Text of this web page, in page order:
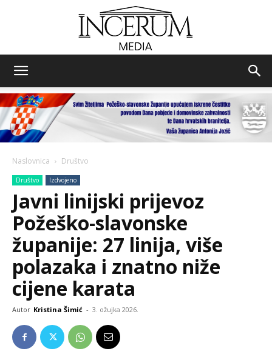
media
Naslovnica Društvo
Društvo Izdvojeno
Javni linijski prijevoz
Požeško-slavonske
županije: 27 linija, više
polazaka i znatno niže
cijene karata
Autor Kristina Šimić - 3. ožujka 2026.